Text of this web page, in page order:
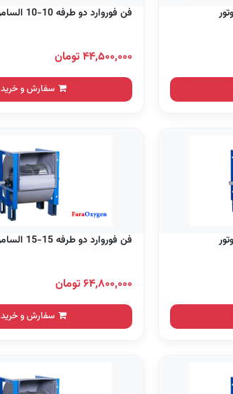
فن فوروارد دو طرفه 10-10 الساموتور
۴۴,۵۰۰,۰۰۰ تومان
سفارش و خرید
فن فوروارد دو طرفه 15-15 الساموتور
۶۴,۸۰۰,۰۰۰ تومان
سفارش و خرید